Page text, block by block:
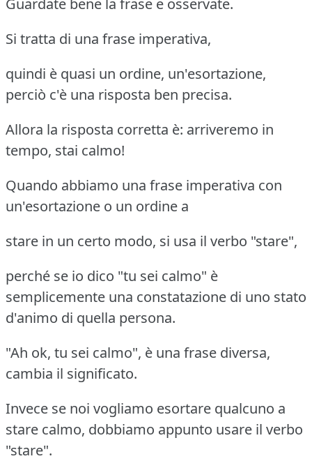
Guardate bene la frase e osservate.
Si tratta di una frase imperativa,
quindi è quasi un ordine, un'esortazione,
perciò c'è una risposta ben precisa.
Allora la risposta corretta è: arriveremo in
tempo, stai calmo!
Quando abbiamo una frase imperativa con
un'esortazione o un ordine a
stare in un certo modo, si usa il verbo "stare",
perché se io dico "tu sei calmo" è
semplicemente una constatazione di uno stato
d'animo di quella persona.
"Ah ok, tu sei calmo", è una frase diversa,
cambia il significato.
Invece se noi vogliamo esortare qualcuno a
stare calmo, dobbiamo appunto usare il verbo
"stare".